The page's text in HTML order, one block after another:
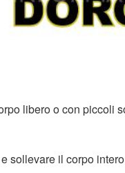
libero o con piccoli
sollevare il corpo